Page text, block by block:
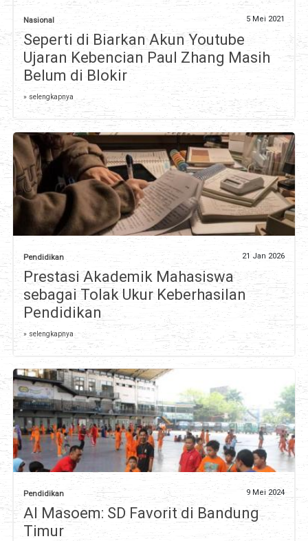
Nasional 5 Mei 2021
Seperti di Biarkan Akun Youtube
Ujaran Kebencian Paul Zhang Masih
Belum di Blokir
» selengkapnya
Pendidikan 21 Jan 2026
Prestasi Akademik Mahasiswa
sebagai Tolak Ukur Keberhasilan
Pendidikan
» selengkapnya
Pendidikan 9 Mei 2024
Al Masoem: SD Favorit di Bandung
Timur